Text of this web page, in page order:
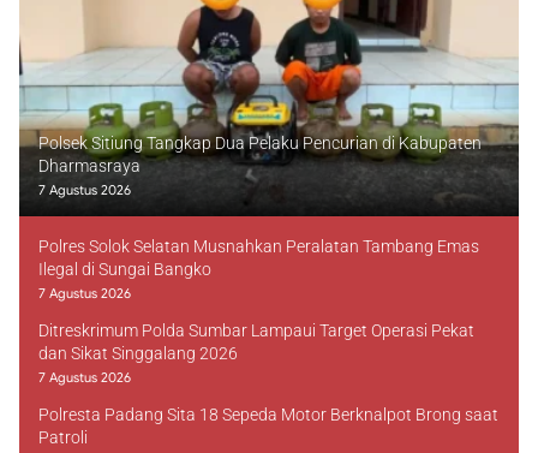
Polsek Sitiung Tangkap Dua Pelaku Pencurian di Kabupaten
Dharmasraya
7 Agustus 2026
Polres Solok Selatan Musnahkan Peralatan Tambang Emas
Ilegal di Sungai Bangko
7 Agustus 2026
Ditreskrimum Polda Sumbar Lampaui Target Operasi Pekat
dan Sikat Singgalang 2026
7 Agustus 2026
Polresta Padang Sita 18 Sepeda Motor Berknalpot Brong saat
Patroli